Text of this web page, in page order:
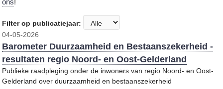
ons!
Filter op publicatiejaar:
04-05-2026
Barometer Duurzaamheid en Bestaanszekerheid -
resultaten regio Noord- en Oost-Gelderland
Publieke raadpleging onder de inwoners van regio Noord- en Oost-
Gelderland over duurzaamheid en bestaanszekerheid